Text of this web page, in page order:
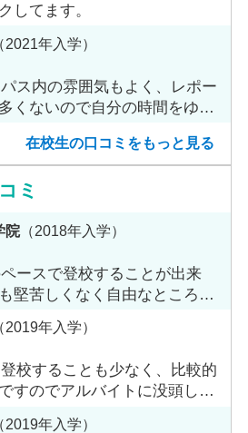
してます。
（2021年入学）
ス内の雰囲気もよく、レポー
くないので自分の時間をゆっ
在校生の口コミをもっと見る
ミ
院（2018年入学）
ースで登校することが出来
堅苦しくなく自由なところが
（2019年入学）
校することも少なく、比較的
すのでアルバイトに没頭して
2019年入学）